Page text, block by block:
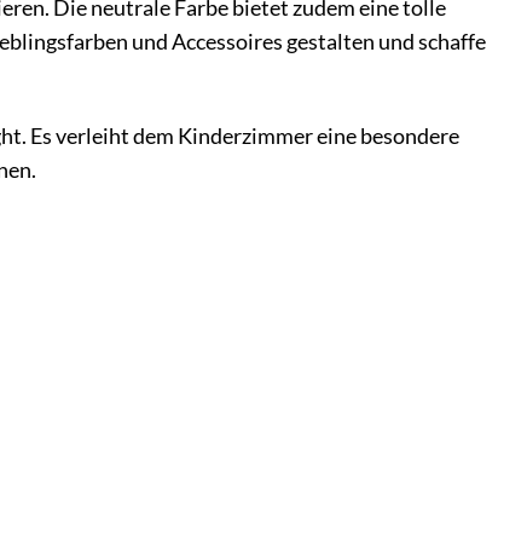
Die neutrale Farbe bietet zudem eine tolle
und Accessoires gestalten und schaffe
Es verleiht dem Kinderzimmer eine besondere